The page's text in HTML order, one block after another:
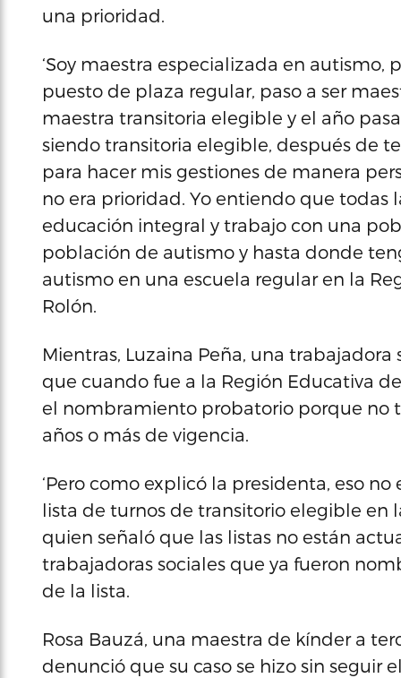
una prioridad.
‘Soy maestra especializada en
puesto de plaza regular, paso a ser
maestra transitoria elegible y el año
siendo transitoria elegible, después de
para hacer mis gestiones de manera
no era prioridad. Yo entiendo que todas
educación integral y trabajo con una
población de autismo y hasta donde
autismo en una escuela regular en la
Rolón.
Mientras, Luzaina Peña, una
que cuando fue a la Región Educativa
el nombramiento probatorio porque no
años o más de vigencia.
‘Pero como explicó la presidenta, eso
lista de turnos de transitorio elegible en
quien señaló que las listas no están
trabajadoras sociales que ya fueron
de la lista.
Rosa Bauzá, una maestra de kínder a
denunció que su caso se hizo sin seguir